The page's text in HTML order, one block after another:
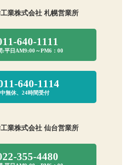
業株式会社 札幌営業所
640-1111
:平日AM9:00～PM6：00
640-1114
無休、24時間受付
業株式会社 仙台営業所
355-4480